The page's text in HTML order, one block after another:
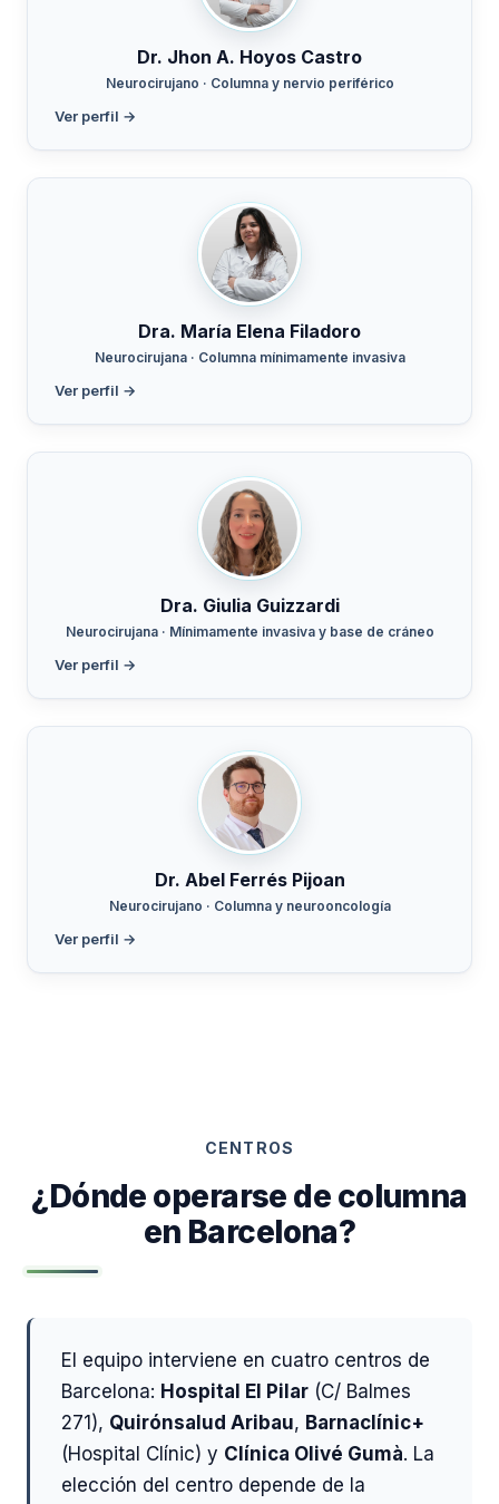
Dr. Jhon A. Hoyos Castro
Neurocirujano · Columna y nervio periférico
Ver perfil →
Dra. María Elena Filadoro
Neurocirujana · Columna mínimamente invasiva
Ver perfil →
Dra. Giulia Guizzardi
Neurocirujana · Mínimamente invasiva y base de cráneo
Ver perfil →
Dr. Abel Ferrés Pijoan
Neurocirujano · Columna y neurooncología
Ver perfil →
CENTROS
¿Dónde operarse de columna
en Barcelona?
El equipo interviene en cuatro centros de
Barcelona: Hospital El Pilar (C/ Balmes
271), Quirónsalud Aribau, Barnaclínic+
(Hospital Clínic) y Clínica Olivé Gumà. La
elección del centro depende de la